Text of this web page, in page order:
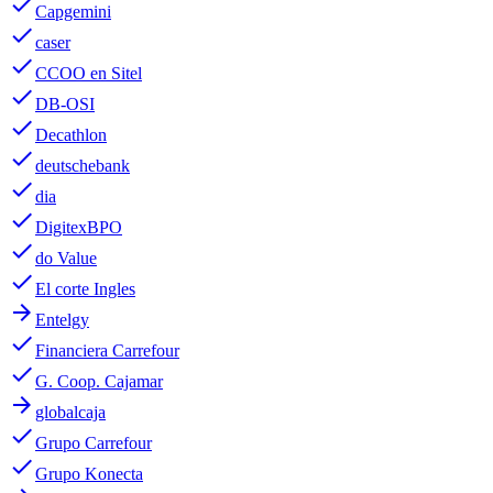
Capgemini
donecaser
doneCCOO en Sitel
doneDB-OSI
doneDecathlon
donedeutschebank
donedia
doneDigitexBPO
donedo Value
doneEl corte Ingles
arrow_forward Entelgy
doneFinanciera Carrefour
doneG. Coop. Cajamar
arrow_forward globalcaja
doneGrupo Carrefour
doneGrupo Konecta